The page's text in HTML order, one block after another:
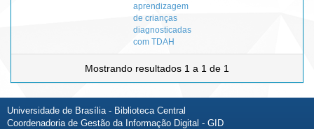
aprendizagem
de crianças
diagnosticadas
com TDAH
Mostrando resultados 1 a 1 de 1
Universidade de Brasília - Biblioteca Central
Coordenadoria de Gestão da Informação Digital - GID